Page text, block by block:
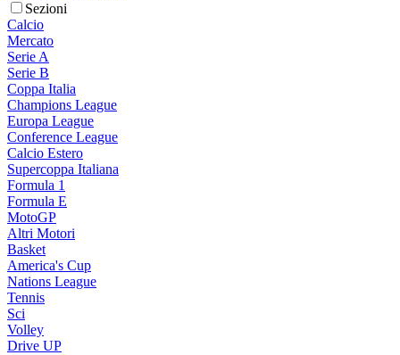
Sezioni
Calcio
Mercato
Serie A
Serie B
Coppa Italia
Champions League
Europa League
Conference League
Calcio Estero
Supercoppa Italiana
Formula 1
Formula E
MotoGP
Altri Motori
Basket
America's Cup
Nations League
Tennis
Sci
Volley
Drive UP